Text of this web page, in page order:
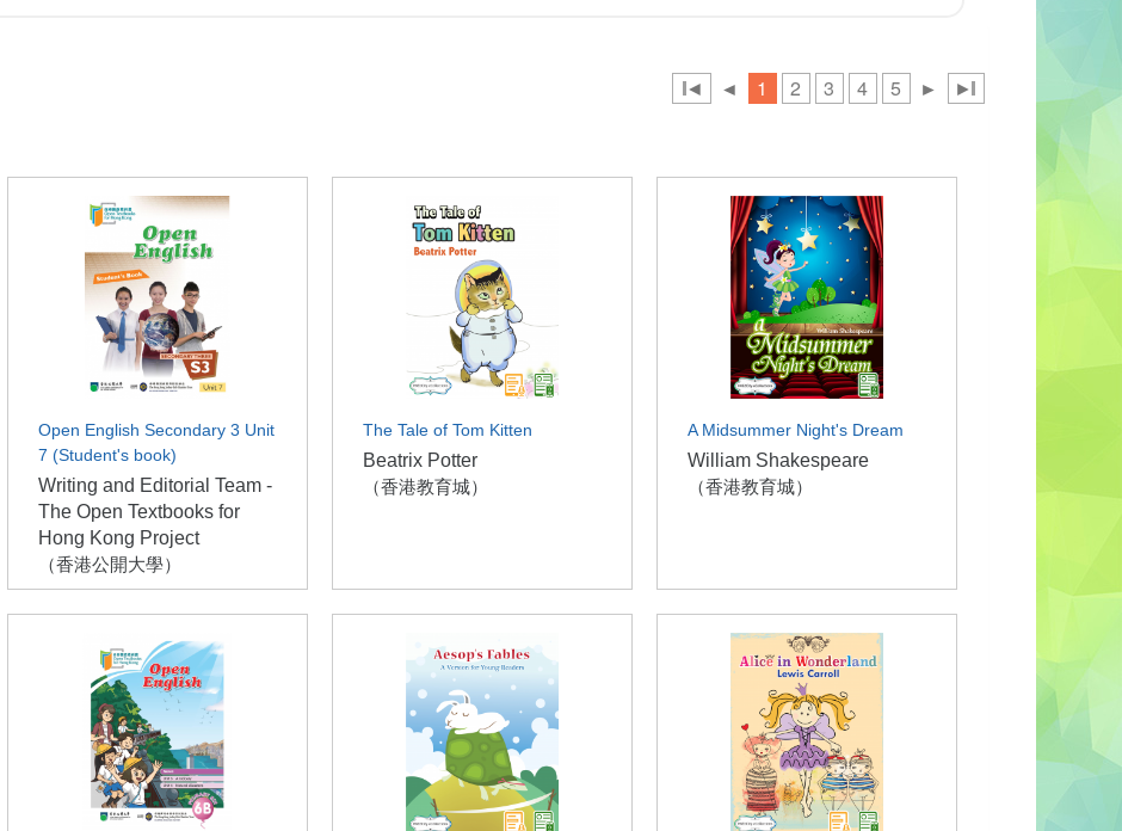
◄ ◄ 1 2 3 4 5 ► ►
Open English Secondary 3 Unit
7 (Student's book)
Writing and Editorial Team -
The Open Textbooks for
Hong Kong Project
（香港公開大學）
The Tale of Tom Kitten
Beatrix Potter
（香港教育城）
A Midsummer Night's Dream
William Shakespeare
（香港教育城）